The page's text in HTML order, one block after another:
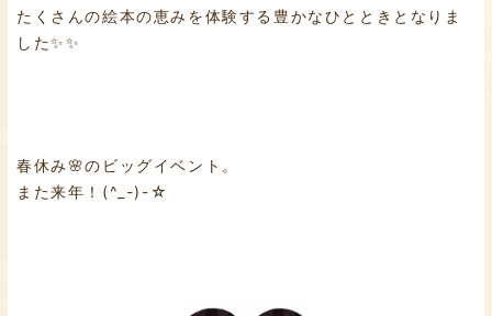
たくさんの絵本の恵みを体験する豊かなひとときとなりま
した✨✨
春休み🌸のビッグイベント。
また来年！(^_-)-☆